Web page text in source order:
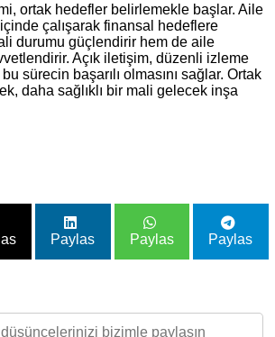
ortak hedefler belirlemekle başlar. Aile
çalışarak finansal hedeflere
durumu güçlendirir hem de aile
Açık iletişim, düzenli izleme
sürecin başarılı olmasını sağlar. Ortak
daha sağlıklı bir mali gelecek inşa
Paylas Paylas Paylas